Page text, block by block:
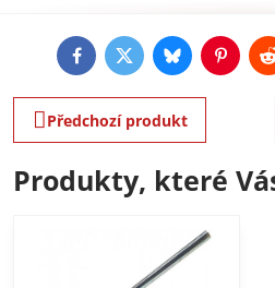
FacebookTwitterBluesky
Předchozí produkt
Produkty, které